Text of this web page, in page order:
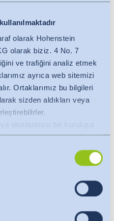
olarak Hohenstein
olarak biziz. 4 No. 7
ve trafiğini analiz etmek
ayrıca web sitemizi
Ortaklarımız bu bilgileri
sizden aldıkları veya
uluslararası bir kuruluşa
yeterlilik kararı
koruma sunan güvenli
uluslararası kuruluş
geçerlidir:
düzeyine sahip üçüncü
güncel kalın